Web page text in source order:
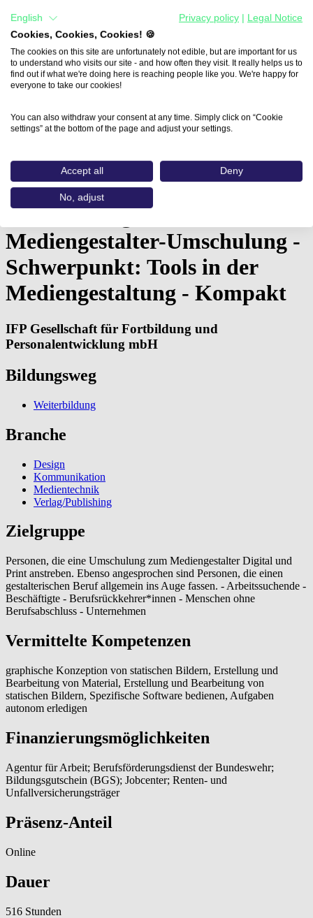
Aus- und Weiterbildungen
Vorbereitung auf eine Mediengestalter-Umschulung…
Vorbereitung auf eine
Mediengestalter-Umschulung -
Schwerpunkt: Tools in der
Mediengestaltung - Kompakt
IFP Gesellschaft für Fortbildung und
Personalentwicklung mbH
Bildungsweg
Weiterbildung
Branche
Design
Kommunikation
Medientechnik
Verlag/Publishing
Zielgruppe
Personen, die eine Umschulung zum Mediengestalter Digital und
Print anstreben. Ebenso angesprochen sind Personen, die einen
gestalterischen Beruf allgemein ins Auge fassen. - Arbeitssuchende -
Beschäftigte - Berufsrückkehrer*innen - Menschen ohne
Berufsabschluss - Unternehmen
Vermittelte Kompetenzen
graphische Konzeption von statischen Bildern, Erstellung und
Bearbeitung von Material, Erstellung und Bearbeitung von
statischen Bildern, Spezifische Software bedienen, Aufgaben
autonom erledigen
Finanzierungsmöglichkeiten
Agentur für Arbeit; Berufsförderungsdienst der Bundeswehr;
Bildungsgutschein (BGS); Jobcenter; Renten- und
Unfallversicherungsträger
Präsenz-Anteil
Online
Dauer
516 Stunden
English Privacy policy
Legal Notice
Cookies, Cookies, Cookies! 🍪
The cookies on this site are unfortunately not edible, but are important for us
to understand who visits our site - and how often they visit. It really helps us to
find out if what we're doing here is reaching people like you. We're happy for
everyone to take our cookies!
You can also withdraw your consent at any time. Simply click on “Cookie
settings” at the bottom of the page and adjust your settings.
Accept all Deny
No, adjust